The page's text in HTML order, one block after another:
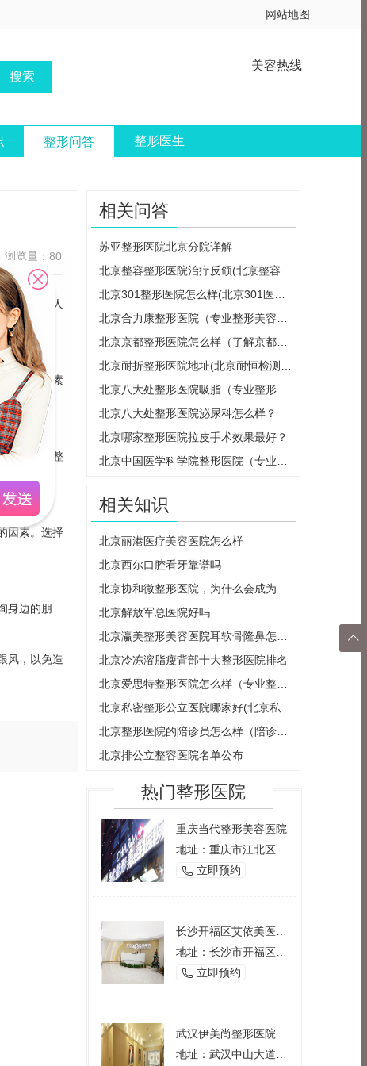
网站地图
美容热线
整形问答 整形医生
浏览量：80
因，很多人
的关键因素
和医院。
务的牙齿整
因素。选择
身边的朋
风，以免造
相关问答
苏亚整形医院北京分院详解
北京八大处整形医院泌尿科怎么样？
北京哪家整形医院拉皮手术效果最好？
相关知识
北京丽港医疗美容医院怎么样
北京西尔口腔看牙靠谱吗
北京解放军总医院好吗
北京冷冻溶脂瘦背部十大整形医院排名
北京排公立整容医院名单公布
热门整形医院
重庆当代整形美容医院
 立即预约
 立即预约
武汉伊美尚整形医院
